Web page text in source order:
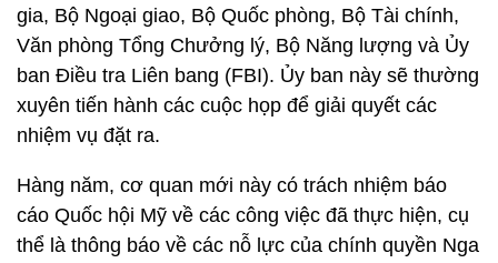
gia, Bộ Ngoại giao, Bộ Quốc phòng, Bộ Tài chính,
Văn phòng Tổng Chưởng lý, Bộ Năng lượng và Ủy
ban Điều tra Liên bang (FBI). Ủy ban này sẽ thường
xuyên tiến hành các cuộc họp để giải quyết các
nhiệm vụ đặt ra.
Hàng năm, cơ quan mới này có trách nhiệm báo
cáo Quốc hội Mỹ về các công việc đã thực hiện, cụ
thể là thông báo về các nỗ lực của chính quyền Nga